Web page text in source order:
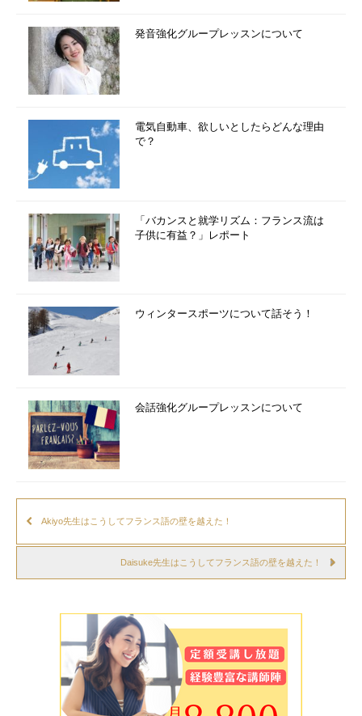
発音強化グループレッスンについて
電気自動車、欲しいとしたらどんな理由
で？
「バカンスと就学リズム：フランス流は
子供に有益？」レポート
ウィンタースポーツについて話そう！
会話強化グループレッスンについて
Akiyo先生はこうしてフランス語の壁を越えた！
Daisuke先生はこうしてフランス語の壁を越えた！